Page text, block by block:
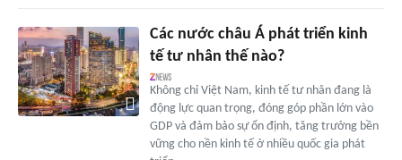
Các nước châu Á phát triển kinh
tế tư nhân thế nào?
Không chỉ Việt Nam, kinh tế tư nhân đang là
động lực quan trọng, đóng góp phần lớn vào
GDP và đảm bảo sự ổn định, tăng trưởng bền
vững cho nền kinh tế ở nhiều quốc gia phát